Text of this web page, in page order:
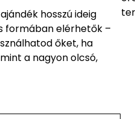
hosszú ideig
formában elérhetők –
őket, ha
a nagyon olcsó,